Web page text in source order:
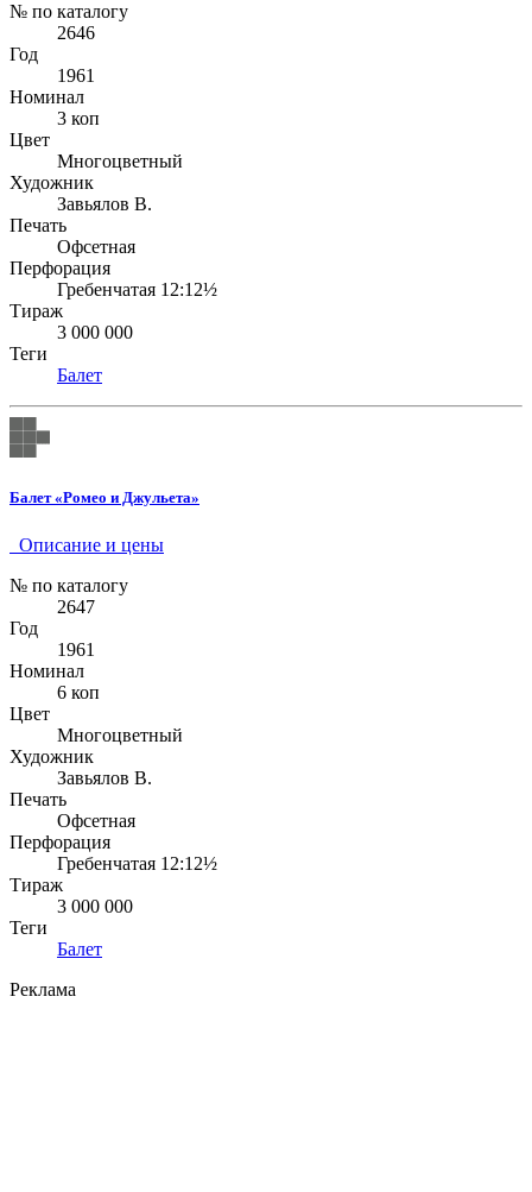
№ по каталогу
2646
Год
1961
Номинал
3 коп
Цвет
Многоцветный
Художник
Завьялов В.
Печать
Офсетная
Перфорация
Гребенчатая 12:12½
Тираж
3 000 000
Теги
Балет
Балет «Ромео и Джульета»
Описание и цены
№ по каталогу
2647
Год
1961
Номинал
6 коп
Цвет
Многоцветный
Художник
Завьялов В.
Печать
Офсетная
Перфорация
Гребенчатая 12:12½
Тираж
3 000 000
Теги
Балет
Реклама